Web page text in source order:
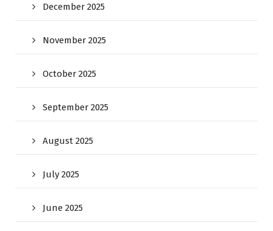
December 2025
November 2025
October 2025
September 2025
August 2025
July 2025
June 2025